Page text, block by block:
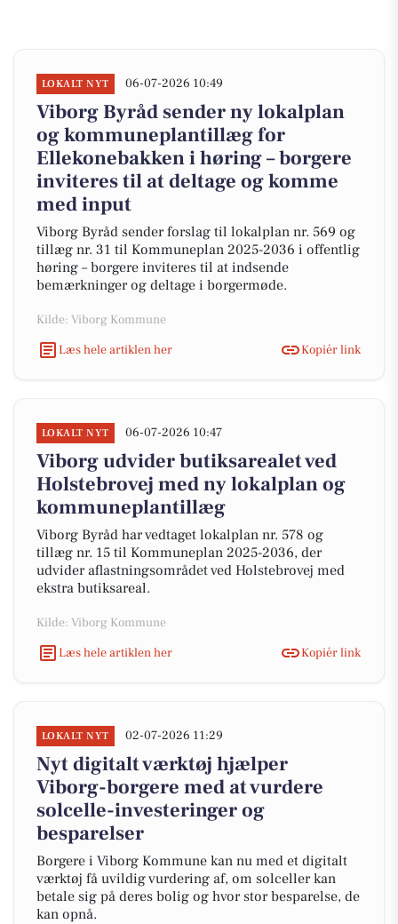
LOKALT NYT 06-07-2026 10:49
Viborg Byråd sender ny lokalplan
og kommuneplantillæg for
Ellekonebakken i høring – borgere
inviteres til at deltage og komme
med input
Viborg Byråd sender forslag til lokalplan nr. 569 og
tillæg nr. 31 til Kommuneplan 2025-2036 i offentlig
høring – borgere inviteres til at indsende
bemærkninger og deltage i borgermøde.
Kilde: Viborg Kommune
Læs hele artiklen her
Kopiér link
LOKALT NYT 06-07-2026 10:47
Viborg udvider butiksarealet ved
Holstebrovej med ny lokalplan og
kommuneplantillæg
Viborg Byråd har vedtaget lokalplan nr. 578 og
tillæg nr. 15 til Kommuneplan 2025-2036, der
udvider aflastningsområdet ved Holstebrovej med
ekstra butiksareal.
Kilde: Viborg Kommune
Læs hele artiklen her
Kopiér link
LOKALT NYT 02-07-2026 11:29
Nyt digitalt værktøj hjælper
Viborg-borgere med at vurdere
solcelle-investeringer og
besparelser
Borgere i Viborg Kommune kan nu med et digitalt
værktøj få uvildig vurdering af, om solceller kan
betale sig på deres bolig og hvor stor besparelse, de
kan opnå.